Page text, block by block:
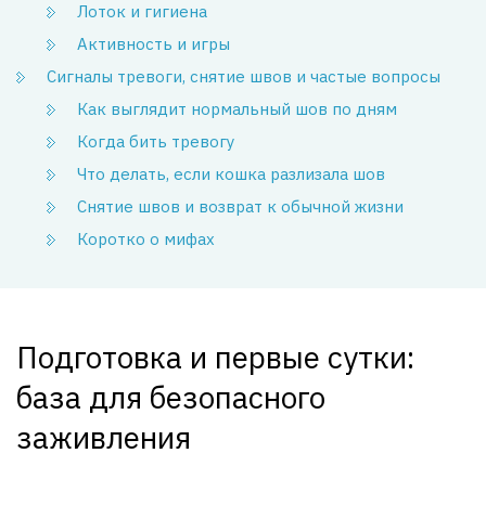
Лоток и гигиена
Активность и игры
Сигналы тревоги, снятие швов и частые вопросы
Как выглядит нормальный шов по дням
Когда бить тревогу
Что делать, если кошка разлизала шов
Снятие швов и возврат к обычной жизни
Коротко о мифах
Подготовка и первые сутки:
база для безопасного
заживления